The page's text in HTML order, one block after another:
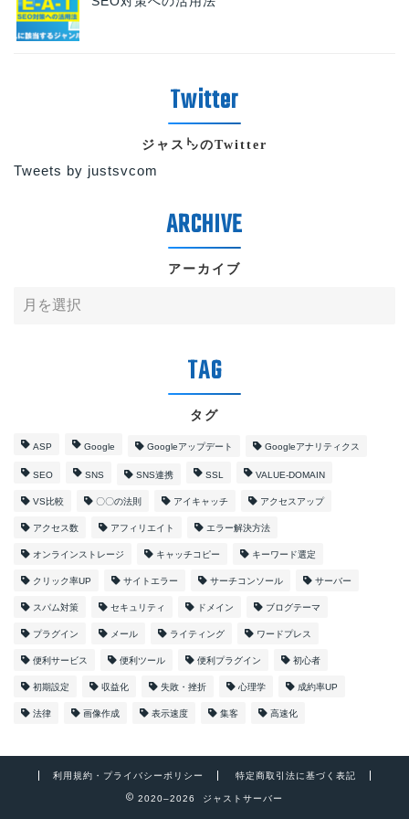
ジャス㌧のTwitter
Tweets by justsvcom
アーカイブ
タグ
ASP Google Googleアップデート Googleアナリティクス
SEO SNS SNS連携 SSL VALUE-DOMAIN
VS比較 〇〇の法則 アイキャッチ アクセスアップ
アクセス数 アフィリエイト エラー解決方法
オンラインストレージ キャッチコピー キーワード選定
クリック率UP サイトエラー サーチコンソール サーバー
スパム対策 セキュリティ ドメイン ブログテーマ
プラグイン メール ライティング ワードプレス
便利サービス 便利ツール 便利プラグイン 初心者
初期設定 収益化 失敗・挫折 心理学 成約率UP
法律 画像作成 表示速度 集客 高速化
利用規約・プライバシーポリシー 特定商取引法に基づく表記
2020–2026 ジャストサーバー